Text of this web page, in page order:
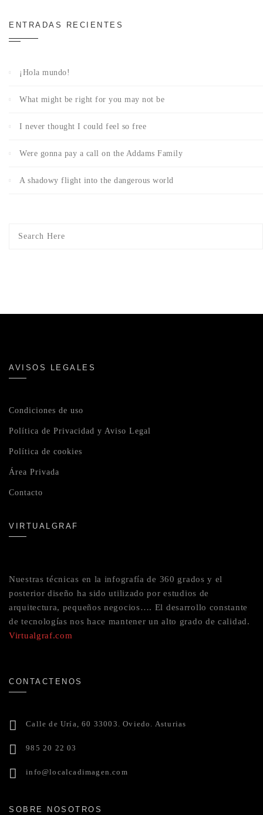
ENTRADAS RECIENTES
¡Hola mundo!
What might be right for you may not be
I never thought I could feel so free
Were gonna pay a call on the Addams Family
A shadowy flight into the dangerous world
AVISOS LEGALES
Condiciones de uso
Política de Privacidad y Aviso Legal
Política de cookies
Área Privada
Contacto
VIRTUALGRAF
Nuestras técnicas en la infografía de 360 grados y el
posterior diseño ha sido utilizado por estudios de
arquitectura, pequeños negocios…. El desarrollo constante
de tecnologías nos hace mantener un alto grado de calidad.
Virtualgraf.com
CONTACTENOS
Calle de Uría, 60 33003. Oviedo. Asturias
985 20 22 03
info@localcadimagen.com
SOBRE NOSOTROS